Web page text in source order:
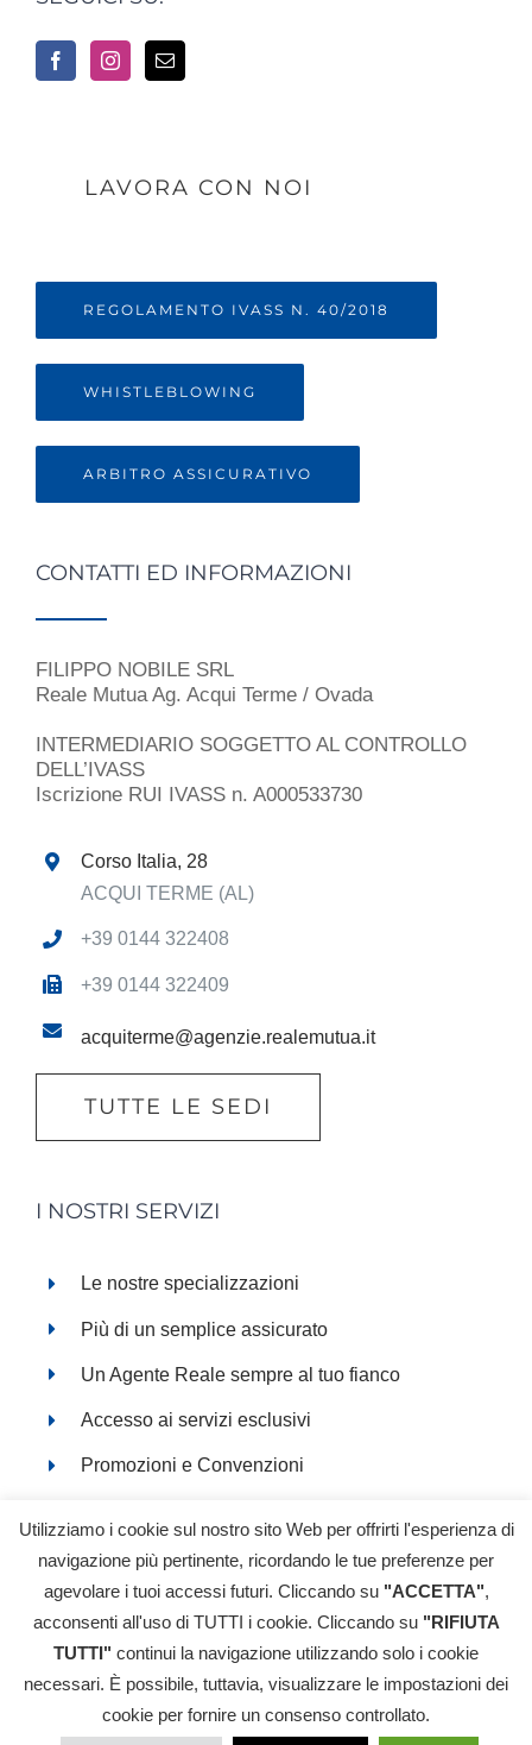
LAVORA CON NOI
REGOLAMENTO IVASS N. 40/2018
WHISTLEBLOWING
ARBITRO ASSICURATIVO
CONTATTI ED INFORMAZIONI
FILIPPO NOBILE SRL
Reale Mutua Ag. Acqui Terme / Ovada
INTERMEDIARIO SOGGETTO AL CONTROLLO
DELL’IVASS
Iscrizione RUI IVASS n. A000533730
Corso Italia, 28
ACQUI TERME (AL)
+39 0144 322408
+39 0144 322409
acquiterme@agenzie.realemutua.it
TUTTE LE SEDI
I NOSTRI SERVIZI
Le nostre specializzazioni
Più di un semplice assicurato
Un Agente Reale sempre al tuo fianco
Accesso ai servizi esclusivi
Promozioni e Convenzioni
© Copyright 2018-2026 FILIPPO NOBILE SRL - All Rights
Reserved | P.IVA: 02485240069 |
Cookie Policy|Reclami| filippo.nobilesrl@pec.agentireale.it |
Ricerca nel RUI (Registro Unico degli Intermediari
assicurativi e riassicurativi)
Utilizziamo i cookie sul nostro sito Web per offrirti l'esperienza di
navigazione più pertinente, ricordando le tue preferenze per
agevolare i tuoi accessi futuri. Cliccando su "ACCETTA",
acconsenti all'uso di TUTTI i cookie. Cliccando su "RIFIUTA
TUTTI" continui la navigazione utilizzando solo i cookie
necessari. È possibile, tuttavia, visualizzare le impostazioni dei
cookie per fornire un consenso controllato.